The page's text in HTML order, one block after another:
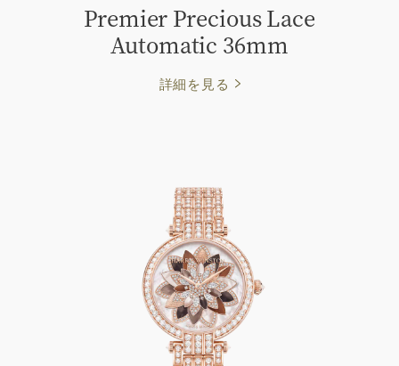
Premier Precious Lace
Automatic 36mm
詳細を見る